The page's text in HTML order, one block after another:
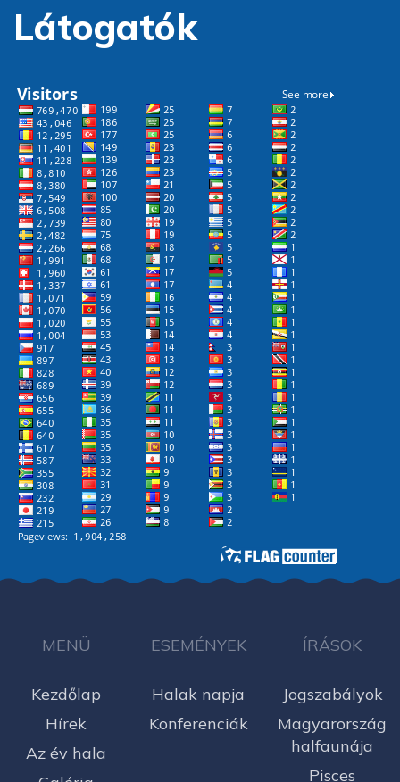
Látogatók
MENÜ
Kezdőlap
Hírek
Az év hala
ESEMÉNYEK
Halak napja
Konferenciák
ÍRÁSOK
Jogszabályok
Magyarország
halfaunája
Pisces